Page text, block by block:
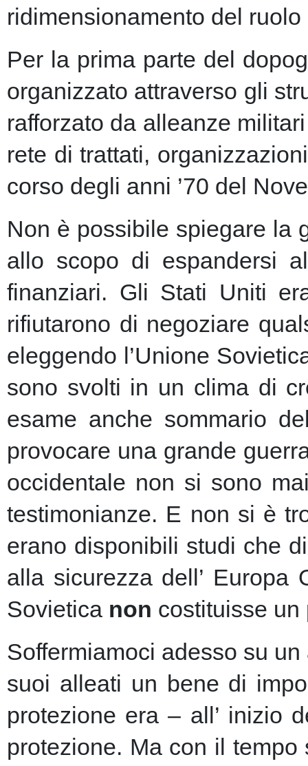
ridimensionamento del
Per la prima parte del
organizzato attraverso gli
rafforzato da alleanze
rete di trattati,
corso degli anni ’70 del
Non è possibile spiegare la
allo scopo di espandersi
finanziari. Gli Stati Uniti
rifiutarono di negoziare
eleggendo l’Unione
sono svolti in un clima di
esame anche sommario
provocare una grande
occidentale non si sono
testimonianze. E non si è
erano disponibili studi che
alla sicurezza dell’
Sovietica non costituisse un
Soffermiamoci adesso su
suoi alleati un bene di
protezione era – all’ inizio
protezione. Ma con il tempo